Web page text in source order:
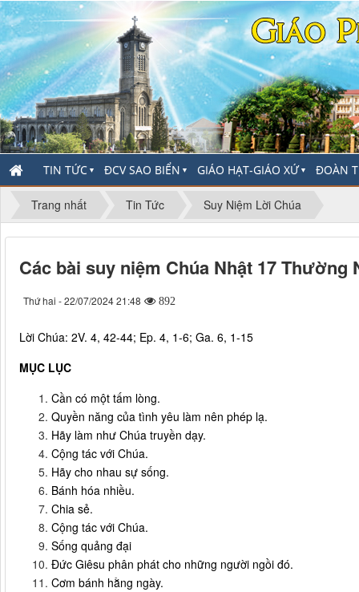
TIN TỨC ▼ ĐCV SAO BIỂN ▼ GIÁO HẠT-GIÁO XỨ▼ ĐOÀN
Trang nhất Tin Tức Suy Niệm Lời Chúa
Các bài suy niệm Chúa Nhật 17 Thường
Thứ hai - 22/07/2024 21:48 892
Lời Chúa: 2V. 4, 42-44; Ep. 4, 1-6; Ga. 6, 1-15
MỤC LỤC
Cần có một tấm lòng.
Quyền năng của tình yêu làm nên phép lạ.
Hãy làm như Chúa truyền dạy.
Cộng tác với Chúa.
Hãy cho nhau sự sống.
Bánh hóa nhiều.
Chia sẻ.
Cộng tác với Chúa.
Sống quảng đại
Đức Giêsu phân phát cho những người ngồi đó.
Cơm bánh hằng ngày.